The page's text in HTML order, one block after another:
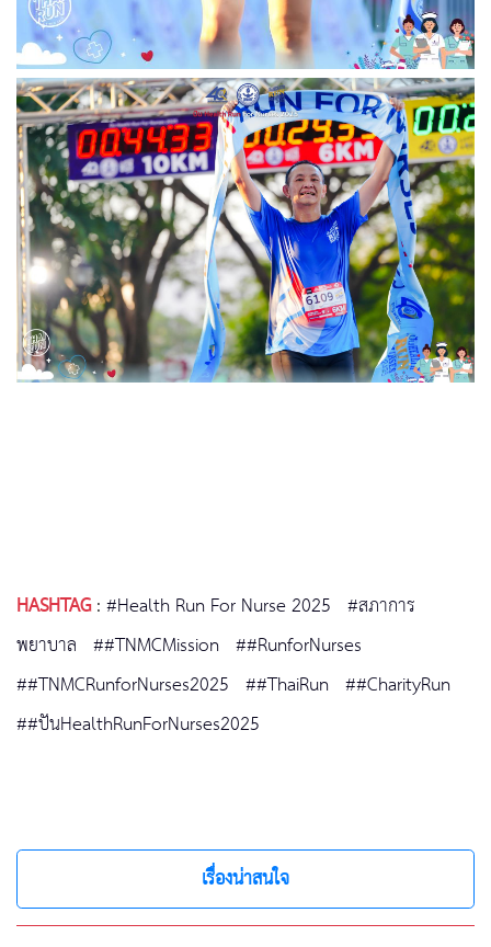
HASHTAG:#Health Run For Nurse 2025 #สภาการ
พยาบาล ##TNMCMission ##RunforNurses
##TNMCRunforNurses2025 ##ThaiRun ##CharityRun
##ปันHealthRunForNurses2025
เรื่องน่าสนใจ